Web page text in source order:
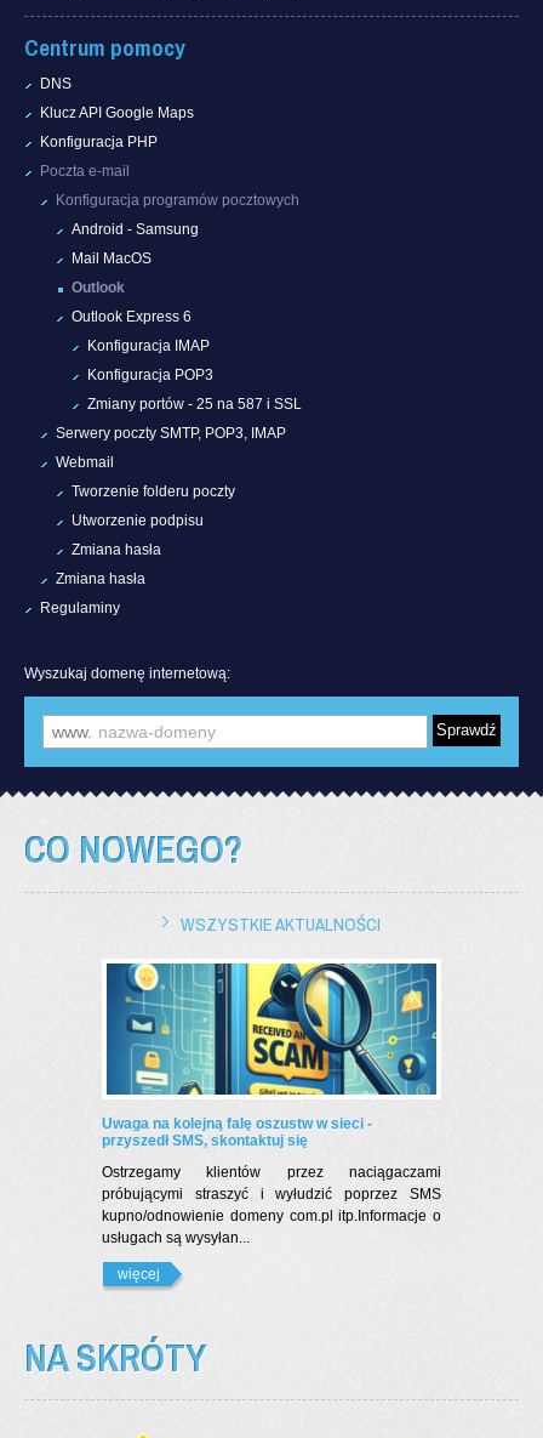
Centrum pomocy
DNS
Klucz API Google Maps
Konfiguracja PHP
Poczta e-mail
Konfiguracja programów pocztowych
Android - Samsung
Mail MacOS
Outlook
Outlook Express 6
Konfiguracja IMAP
Konfiguracja POP3
Zmiany portów - 25 na 587 i SSL
Serwery poczty SMTP, POP3, IMAP
Webmail
Tworzenie folderu poczty
Utworzenie podpisu
Zmiana hasła
Zmiana hasła
Regulaminy
Wyszukaj domenę internetową:
www.
CO NOWEGO?
WSZYSTKIE AKTUALNOŚCI
Uwaga na kolejną falę oszustw w sieci -
przyszedł SMS, skontaktuj się
Ostrzegamy klientów przez naciągaczami
próbującymi straszyć i wyłudzić poprzez SMS
kupno/odnowienie domeny com.pl itp.Informacje o
usługach są wysyłan...
więcej
NA SKRÓTY